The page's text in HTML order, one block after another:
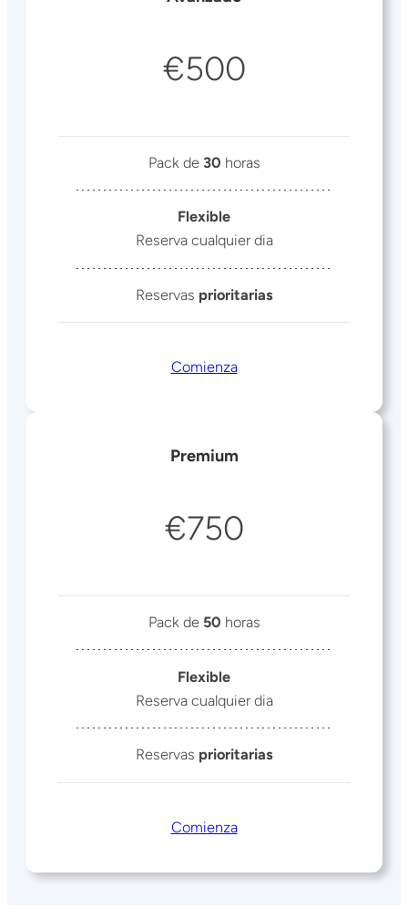
€500
Pack de 30 horas
Flexible
Reserva cualquier dia
Reservas prioritarias
Comienza
Premium
€750
Pack de 50 horas
Flexible
Reserva cualquier dia
Reservas prioritarias
Comienza